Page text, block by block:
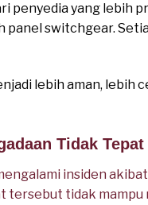
penyedia yang lebih
panel switchgear.
lebih aman,
Tidak
insiden
tersebut tidak